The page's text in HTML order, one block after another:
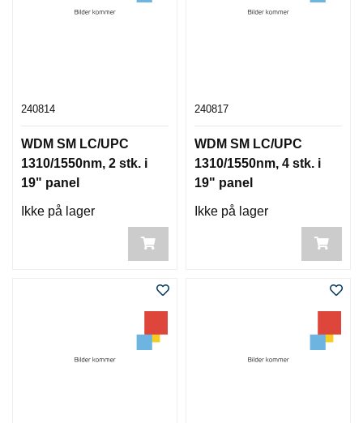
240814
WDM SM LC/UPC
1310/1550nm, 2 stk. i
19" panel
Ikke på lager
240817
WDM SM LC/UPC
1310/1550nm, 4 stk. i
19" panel
Ikke på lager